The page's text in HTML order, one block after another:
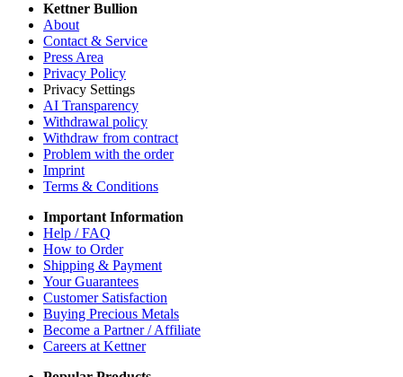
Kettner Bullion
About
Contact & Service
Press Area
Privacy Policy
Privacy Settings
AI Transparency
Withdrawal policy
Withdraw from contract
Problem with the order
Imprint
Terms & Conditions
Important Information
Help / FAQ
How to Order
Shipping & Payment
Your Guarantees
Customer Satisfaction
Buying Precious Metals
Become a Partner / Affiliate
Careers at Kettner